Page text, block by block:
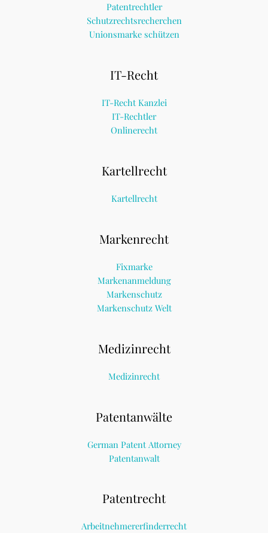
Patentrechtler
Schutzrechtsrecherchen
Unionsmarke schützen
IT-Recht
IT-Recht Kanzlei
IT-Rechtler
Onlinerecht
Kartellrecht
Kartellrecht
Markenrecht
Fixmarke
Markenanmeldung
Markenschutz
Markenschutz Welt
Medizinrecht
Medizinrecht
Patentanwälte
German Patent Attorney
Patentanwalt
Patentrecht
Arbeitnehmererfinderrecht